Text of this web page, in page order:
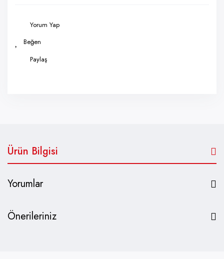
Yorum Yap
Paylaş
Ürün Bilgisi
Yorumlar
Önerileriniz